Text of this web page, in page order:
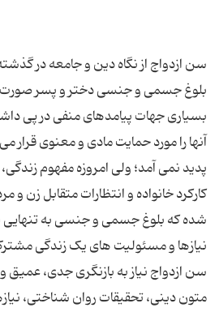
سن ازدواج از نگاه دین و جامعه در
بلوغ جسمى و جنسى دختر و پسر صورت
بسیارى جهات پیامدهاى منفى در پى
آنها را مورد حمایت مادى و معنوى قرار
پدید نمى آمد؛ ولى امروزه مفهوم
کارکرد خانواده و انتظارات متقابل زن و
شده که بلوغ جسمى و جنسى به تنهایى
نیازها و مسئولیت هاى یک زندگى
سن ازدواج نیاز به بازنگرى جدى، عمیق
متون دینى، تحقیقات روان شناختى،